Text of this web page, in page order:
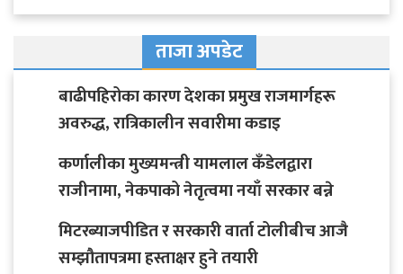
ताजा अपडेट
बाढीपहिरोका कारण देशका प्रमुख राजमार्गहरू
अवरुद्ध, रात्रिकालीन सवारीमा कडाइ
कर्णालीका मुख्यमन्त्री यामलाल कँडेलद्वारा
राजीनामा, नेकपाको नेतृत्वमा नयाँ सरकार बन्ने
मिटरब्याजपीडित र सरकारी वार्ता टोलीबीच आजै
सम्झौतापत्रमा हस्ताक्षर हुने तयारी